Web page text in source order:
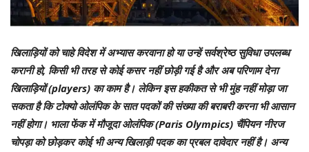
खिलाड़ियों को चाहे विदेश में अभ्यास करवाना हो या उन्हें सर्वश्रेष्ठ सुविधा उपलब्ध
करानी हो, किसी भी तरह से कोई कसर नहीं छोड़ी गई है और अब परिणाम देना
खिलाड़ियों (players) का काम है। लेकिन इस हकीकत से भी मुंह नहीं मोड़ा जा
सकता है कि टोक्यो ओलंपिक के सात पदकों की संख्या की बराबरी करना भी आसान
नहीं होगा। भाला फेंक में मौजूदा ओलंपिक (Paris Olympics) चैंपियन नीरज
चोपड़ा को छोड़कर कोई भी अन्य खिलाड़ी पदक का प्रबल दावेदार नहीं है। अन्य